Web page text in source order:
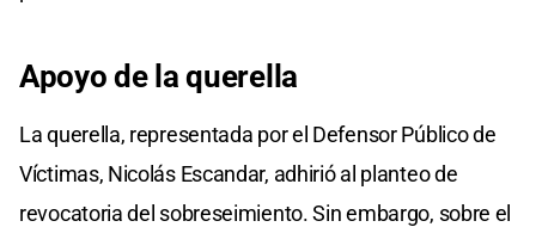
Apoyo de la querella
La querella, representada por el Defensor Público de
Víctimas, Nicolás Escandar, adhirió al planteo de
revocatoria del sobreseimiento. Sin embargo, sobre el